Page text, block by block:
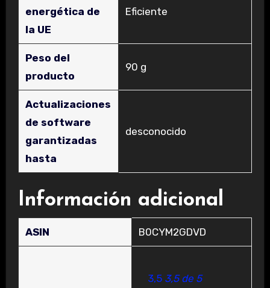
energética de
la UE
‎Eficiente
Peso del
producto
‎90 g
Actualizaciones
de software
garantizadas
hasta
‎desconocido
Información adicional
ASIN B0CYM2GDVD
3,5 3,5 de 5